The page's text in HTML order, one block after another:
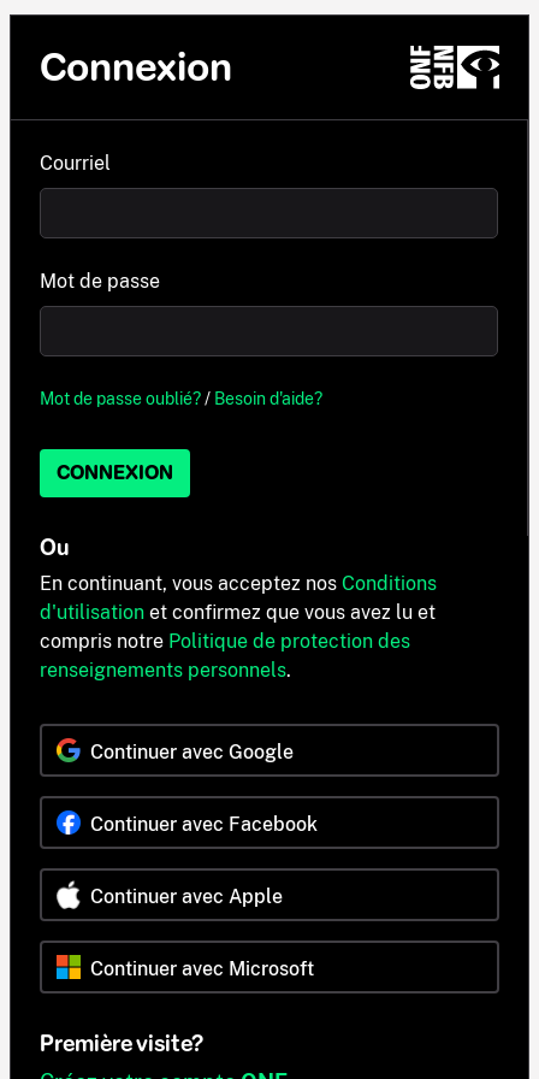
Connexion
Courriel
Mot de passe
Mot de passe oublié?/ Besoin d'aide?
CONNEXION
Ou
En continuant, vous acceptez nos Conditions
d'utilisation et confirmez que vous avez lu et
compris notre Politique de protection des
renseignements personnels.
Continuer avec Google
Continuer avec Facebook
Continuer avec Apple
Continuer avec Microsoft
Première visite?